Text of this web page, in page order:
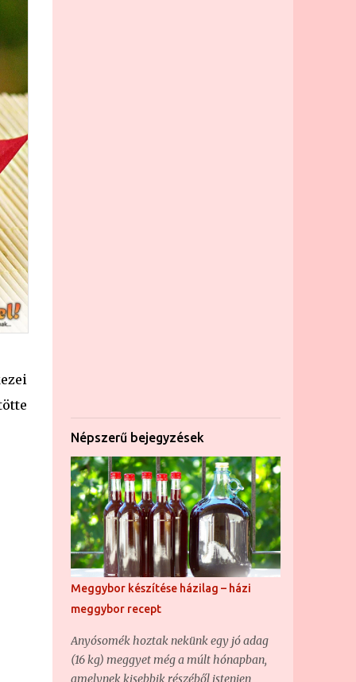
Népszerű bejegyzések
Meggybor készítése házilag – házi
meggybor recept
Anyósomék hoztak nekünk egy jó adag
(16 kg) meggyet még a múlt hónapban,
amelynek kisebbik részéből istenien